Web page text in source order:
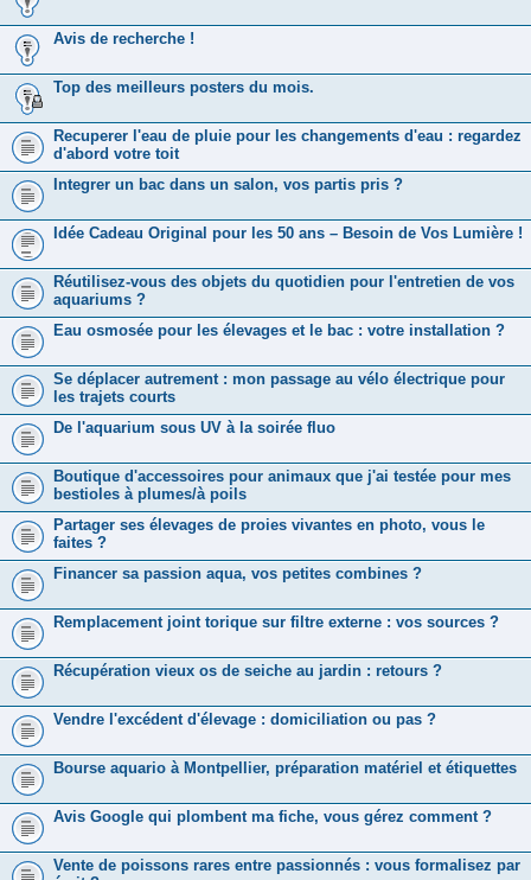
Avis de recherche !
Top des meilleurs posters du mois.
Recuperer l'eau de pluie pour les changements d'eau : regardez
d'abord votre toit
Integrer un bac dans un salon, vos partis pris ?
Idée Cadeau Original pour les 50 ans – Besoin de Vos Lumière !
Réutilisez-vous des objets du quotidien pour l'entretien de vos
aquariums ?
Eau osmosée pour les élevages et le bac : votre installation ?
Se déplacer autrement : mon passage au vélo électrique pour
les trajets courts
De l'aquarium sous UV à la soirée fluo
Boutique d'accessoires pour animaux que j'ai testée pour mes
bestioles à plumes/à poils
Partager ses élevages de proies vivantes en photo, vous le
faites ?
Financer sa passion aqua, vos petites combines ?
Remplacement joint torique sur filtre externe : vos sources ?
Récupération vieux os de seiche au jardin : retours ?
Vendre l'excédent d'élevage : domiciliation ou pas ?
Bourse aquario à Montpellier, préparation matériel et étiquettes
Avis Google qui plombent ma fiche, vous gérez comment ?
Vente de poissons rares entre passionnés : vous formalisez par